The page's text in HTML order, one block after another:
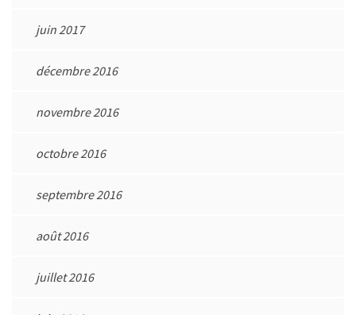
juin 2017
décembre 2016
novembre 2016
octobre 2016
septembre 2016
août 2016
juillet 2016